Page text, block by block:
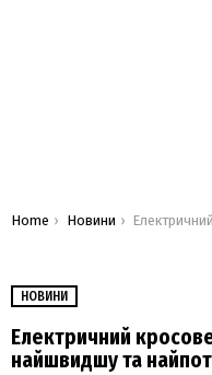
You are here:
Home Новини Електричний кросовер Kia EV9 отримав
НОВИНИ
Електричний
найшвидшу та